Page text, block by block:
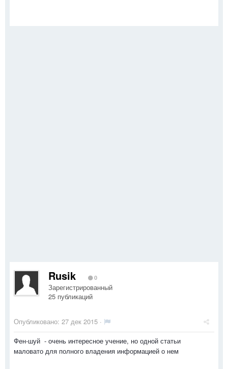
Rusik 0
Зарегистрированный
25 публикаций
Опубликовано: 27 дек 2015 ·
Фен-шуй - очень интересное учение, но одной статьи
маловато для полного владения информацией о нем